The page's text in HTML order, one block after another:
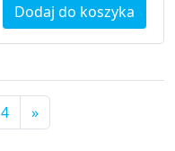
Dodaj do koszyka
4 »